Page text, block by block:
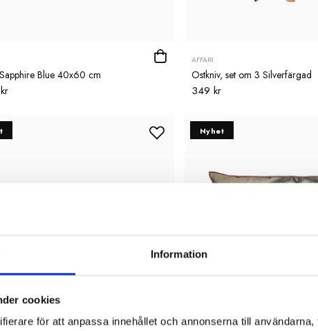
Information
cookies
för att anpassa innehållet och annonserna till
Blue 40x60 cm
AFFARI
Ostkniv, set om 3 Silverfärgad
349 kr
Nyhet